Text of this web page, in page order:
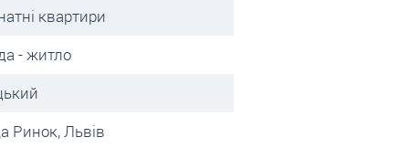
квартири
- житло
Ринок, Львів